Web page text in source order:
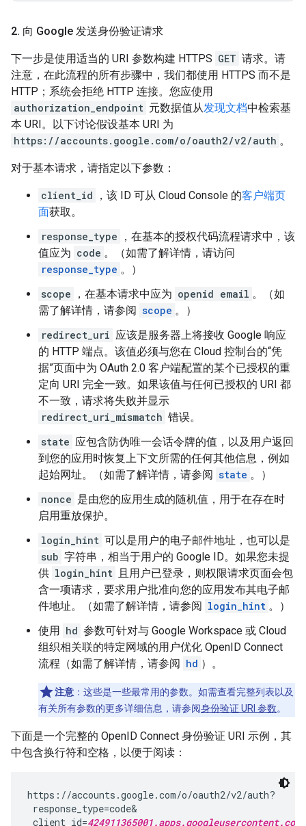
2. 向 Google 发送身份验证请求
下一步是使用适当的 URI 参数构建 HTTPS GET 请求。请
注意，在此流程的所有步骤中，我们都使用 HTTPS 而不是
HTTP；系统会拒绝 HTTP 连接。您应使用
authorization_endpoint 元数据值从发现文档中检索基
本 URI。以下讨论假设基本 URI 为
https://accounts.google.com/o/oauth2/v2/auth 。
对于基本请求，请指定以下参数：
client_id ，该 ID 可从 Cloud Console 的客户端页
面获取。
response_type
，在基本的授权代码流程请求中，该
值应为 code 。（如需了解详情，请访问
response_type 。）
scope
，在基本请求中应为 openid email 。（如
需了解详情，请参阅 scope 。）
redirect_uri 应该是服务器上将接收 Google 响应
的 HTTP 端点。该值必须与您在 Cloud 控制台的“凭
据”页面中为 OAuth 2.0 客户端配置的某个已授权的重
定向 URI 完全一致。如果该值与任何已授权的 URI 都
不一致，请求将失败并显示
redirect_uri_mismatch 错误。
state 应包含防伪唯一会话令牌的值，以及用户返回
到您的应用时恢复上下文所需的任何其他信息，例如
起始网址。（如需了解详情，请参阅 state 。）
nonce 是由您的应用生成的随机值，用于在存在时
启用重放保护。
login_hint 可以是用户的电子邮件地址，也可以是
sub 字符串，相当于用户的 Google ID。如果您未提
供 login_hint 且用户已登录，则权限请求页面会包
含一项请求，要求用户批准向您的应用发布其电子邮
件地址。（如需了解详情，请参阅 login_hint 。）
使用 hd 参数可针对与 Google Workspace 或 Cloud
组织相关联的特定网域的用户优化 OpenID Connect
流程（如需了解详情，请参阅 hd ）。
注意 ：这些是一些最常用的参数。如需查看完整列表以及
有关所有参数的更多详细信息，请参阅身份验证 URI 参数。
下面是一个完整的 OpenID Connect 身份验证 URI 示例，其
中包含换行符和空格，以便于阅读：
https://accounts.google.com/o/oauth2/v2/auth?
response_type=code&
client_id=424911365001.apps.googleusercontent.com